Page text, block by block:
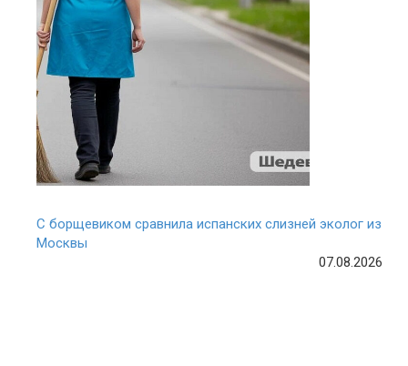
С борщевиком сравнила испанских слизней эколог из
Москвы
07.08.2026